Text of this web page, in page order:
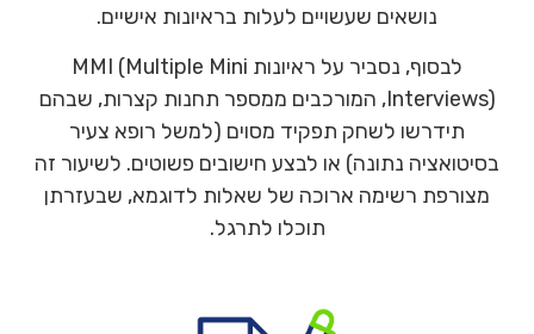
נושאים שעשויים לעלות בראיונות אישיים.
לבסוף, נסביר על ראיונות MMI (Multiple Mini
Interviews), המורכבים ממספר תחנות קצרות, שבהם
תידרשו לשחק תפקיד מסוים (למשל רופא צעיר
בסיטואציה נתונה) או לבצע חישובים פשוטים. לשיעור זה
מצורפת רשימה ארוכה של שאלות לדוגמא, שבעזרתן
תוכלו לתרגל.